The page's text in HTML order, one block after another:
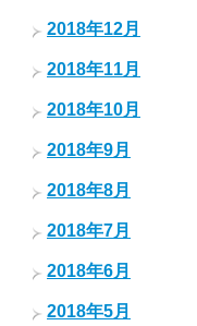
2018年12月
2018年11月
2018年10月
2018年9月
2018年8月
2018年7月
2018年6月
2018年5月